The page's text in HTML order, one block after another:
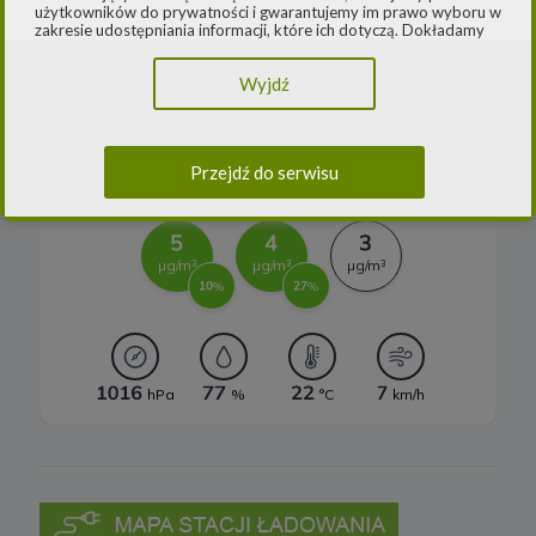
Systemy magazynowania energii
użytkowników do prywatności i gwarantujemy im prawo wyboru w
zakresie udostępniania informacji, które ich dotyczą. Dokładamy
przepisami, w szczególności rozporządzeniem Parlamentu
Europejskiego i Rady (UE) 2016/979 z dnia 27 kwietnia 2016 r. w
10 maja 2018 roku o ochronie danych osobowych („
Niniejsza Polityka dotyczy przetwarzania danych osobowych,
których administratorem jest Cleaner Energy spółka z ograniczoną
odpowiedzialnością sp. k. z siedzibą w Warszawie, przy ul.
Dąbrowieckiej 6A lok. 6, 03-932 Warszawa, wpisana do rejestru
przez Sąd Rejonowy dla m. st. Warszawy w Warszawie, XIII
Wydział Gospodarczy Krajowego Rejestru Sądowego za numerem
KRS 0000770248, REGON 382497533, NIP 1132992861
”).
Wyjdź
Przejdź do serwisu